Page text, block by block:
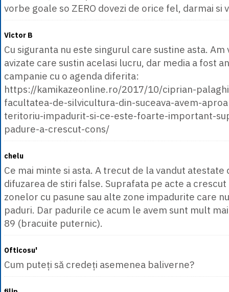
vorbe goale so ZERO dovezi de orice fel, darmai si
Victor B
Cu siguranta nu este singurul care sustine asta.
avizate care sustin acelasi lucru, dar media a fost
campanie cu o agenda diferita:
https://kamikazeonline.ro/2017/10/ciprian-
facultatea-de-silvicultura-din-suceava-avem-
teritoriu-impadurit-si-ce-este-foarte-important-
padure-a-crescut-cons/
chelu
Ce mai minte si asta. A trecut de la vandut
difuzarea de stiri false. Suprafata pe acte a
zonelor cu pasune sau alte zone impadurite care
paduri. Dar padurile ce acum le avem sunt mult
89 (bracuite puternic).
Ofticosu'
Cum puteți să credeți asemenea baliverne?